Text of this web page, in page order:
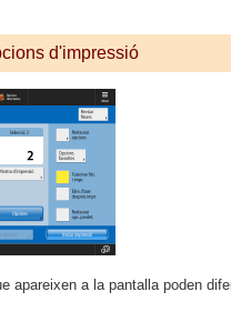
d'impressió
apareixen a la pantalla poden